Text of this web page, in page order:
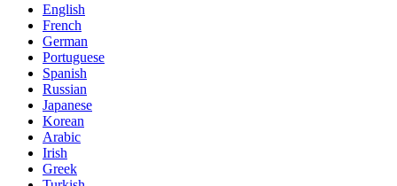
English
French
German
Portuguese
Spanish
Russian
Japanese
Korean
Arabic
Irish
Greek